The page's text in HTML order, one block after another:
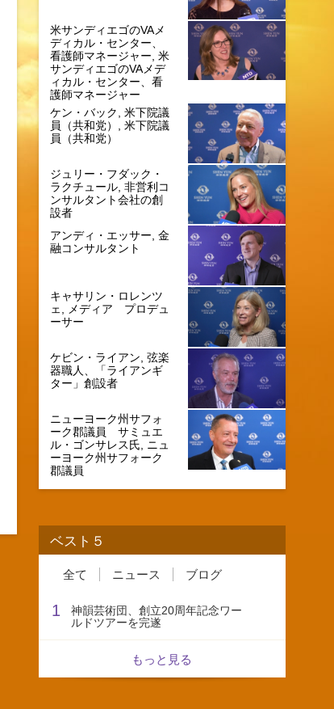
米サンディエゴのVAメ
ディカル・センター、
看護師マネージャー, 米
サンディエゴのVAメデ
ィカル・センター、看
護師マネージャー
ケン・バック, 米下院議
員（共和党）, 米下院議
員（共和党）
ジュリー・フダック・
ラクチュール, 非営利コ
ンサルタント会社の創
設者
アンディ・エッサー, 金
融コンサルタント
キャサリン・ロレンツ
ェ, メディア プロデュ
ーサー
ケビン・ライアン, 弦楽
器職人、「ライアンギ
ター」創設者
ニューヨーク州サフォ
ーク郡議員 サミュエ
ル・ゴンサレス氏, ニュ
ーヨーク州サフォーク
郡議員
ベスト５
全て ニュース ブログ
1
神韻芸術団、創立20周年記念ワー
ルドツアーを完遂
もっと見る